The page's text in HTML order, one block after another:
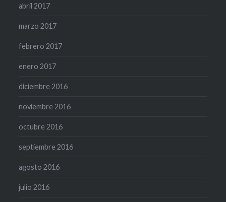
abril 2017
marzo 2017
febrero 2017
enero 2017
diciembre 2016
noviembre 2016
octubre 2016
septiembre 2016
agosto 2016
julio 2016